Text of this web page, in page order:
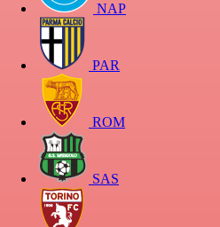
NAP
PAR
ROM
SAS